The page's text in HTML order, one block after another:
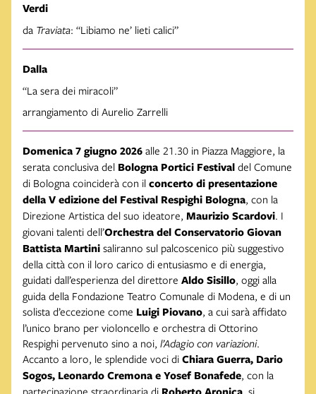
Verdi
da Traviata: “Libiamo ne’ lieti calici”
Dalla
“La sera dei miracoli”
arrangiamento di Aurelio Zarrelli
Domenica 7 giugno 2026 alle 21.30 in Piazza Maggiore, la
serata conclusiva del Bologna Portici Festival del Comune
di Bologna coinciderà con il concerto di presentazione
della V edizione del Festival Respighi Bologna, con la
Direzione Artistica del suo ideatore, Maurizio Scardovi. I
giovani talenti dell’Orchestra del Conservatorio Giovan
Battista Martini saliranno sul palcoscenico più suggestivo
della città con il loro carico di entusiasmo e di energia,
guidati dall’esperienza del direttore Aldo Sisillo, oggi alla
guida della Fondazione Teatro Comunale di Modena, e di un
solista d’eccezione come Luigi Piovano, a cui sarà affidato
l’unico brano per violoncello e orchestra di Ottorino
Respighi pervenuto sino a noi, l’Adagio con variazioni.
Accanto a loro, le splendide voci di Chiara Guerra, Dario
Sogos, Leonardo Cremona e Yosef Bonafede, con la